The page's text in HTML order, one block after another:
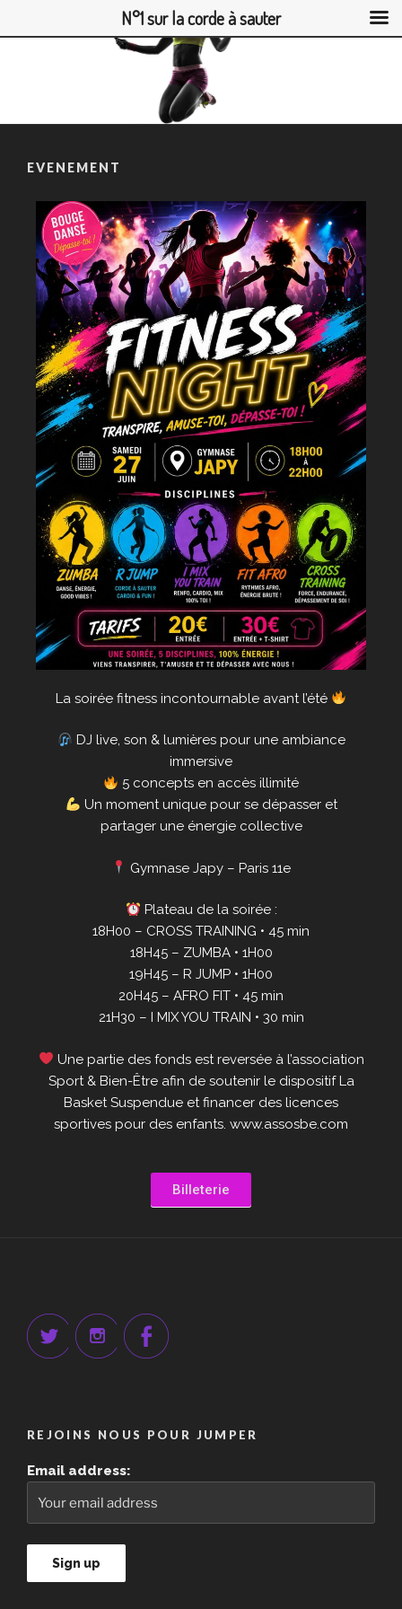
EVENEMENT
La soirée fitness incontournable avant l’été
DJ live, son & lumières pour une ambiance
immersive
5 concepts en accès illimité
Un moment unique pour se dépasser et
partager une énergie collective
Gymnase Japy – Paris 11e
Plateau de la soirée :
18H00 – CROSS TRAINING • 45 min
18H45 – ZUMBA • 1H00
19H45 – R JUMP • 1H00
20H45 – AFRO FIT • 45 min
21H30 – I MIX YOU TRAIN • 30 min
Une partie des fonds est reversée à l’association
Sport & Bien-Être afin de soutenir le dispositif La
Basket Suspendue et financer des licences
sportives pour des enfants. www.assosbe.com
Billeterie
REJOINS NOUS POUR JUMPER
Email address:
N°1 sur la corde à sauter